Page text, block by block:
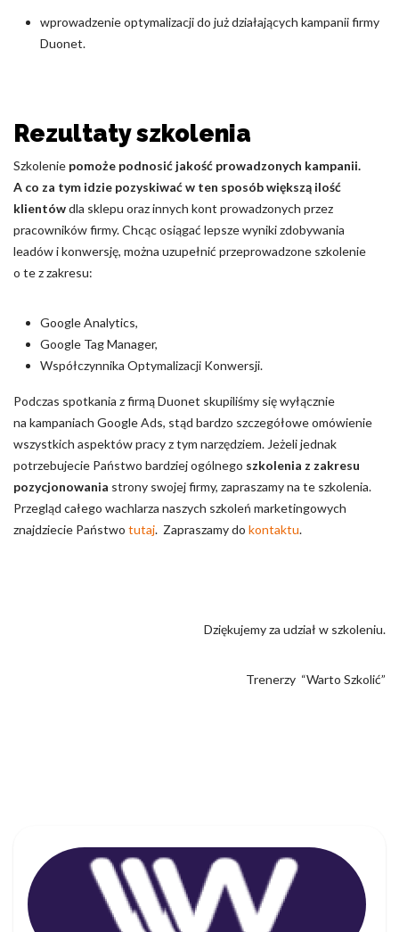
wprowadzenie optymalizacji do już działających kampanii firmy
Duonet.
Rezultaty szkolenia
Szkolenie pomoże podnosić jakość prowadzonych kampanii.
A co za tym idzie pozyskiwać w ten sposób większą ilość
klientówdla sklepu oraz innych kont prowadzonych przez
pracowników firmy. Chcąc osiągać lepsze wyniki zdobywania
leadów i konwersję, można uzupełnić przeprowadzone szkolenie
o te z zakresu:
Google Analytics,
Google Tag Manager,
Współczynnika Optymalizacji Konwersji.
Podczas spotkania z firmą Duonet skupiliśmy się wyłącznie
na kampaniach Google Ads, stąd bardzo szczegółowe omówienie
wszystkich aspektów pracy z tym narzędziem. Jeżeli jednak
potrzebujecie Państwo bardziej ogólnego szkolenia z zakresu
pozycjonowania strony swojej firmy, zapraszamy na te szkolenia.
Przegląd całego wachlarza naszych szkoleń marketingowych
znajdziecie Państwo tutaj. Zapraszamy do kontaktu.
Dziękujemy za udział w szkoleniu.
Trenerzy “Warto Szkolić”